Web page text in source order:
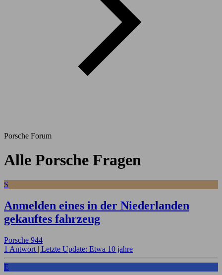
Porsche Forum
Alle Porsche Fragen
S
Anmelden eines in der Niederlanden
gekauftes fahrzeug
Porsche 944
1 Antwort | Letzte Update: Etwa 10 jahre
E